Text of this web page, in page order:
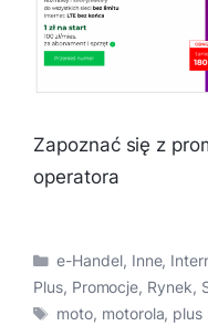
Zapoznać się z
operatora
Kategorie
e-Handel, Inne,
Plus, Promocje, Rynek,
Tagi
moto, motorola, plus